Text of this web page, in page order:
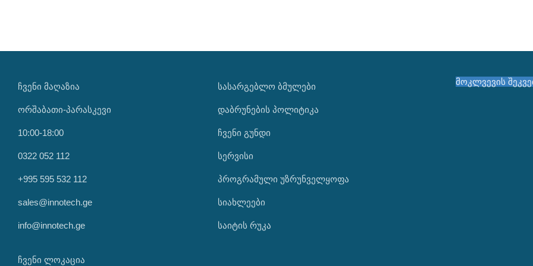
ᲩᲕᲔᲜᲘ ᲛᲐᲦᲐᲖᲘᲐ
ორშაბათი-პარასკევი
10:00-18:00
0322 052 112
+995 595 532 112
sales@innotech.ge
info@innotech.ge
ჩვენი ლოკაცია
ᲡᲐᲡᲐᲠᲒᲔᲑᲚᲝ ᲑᲛᲣᲚᲔᲑᲘ
დაბრუნების პოლიტიკა
ჩვენი გუნდი
სერვისი
პროგრამული უზრუნველყოფა
სიახლეები
საიტის რუკა
მოკლვევის